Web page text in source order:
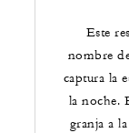
Este
nombre
captura la
la noche.
granja a